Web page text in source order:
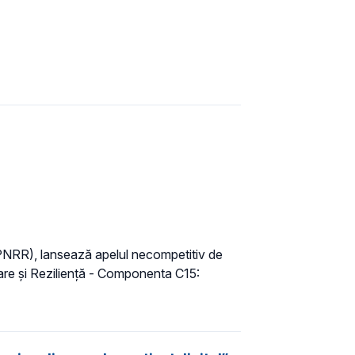
lansează apelul necompetitiv de
și Reziliență - Componenta C15: